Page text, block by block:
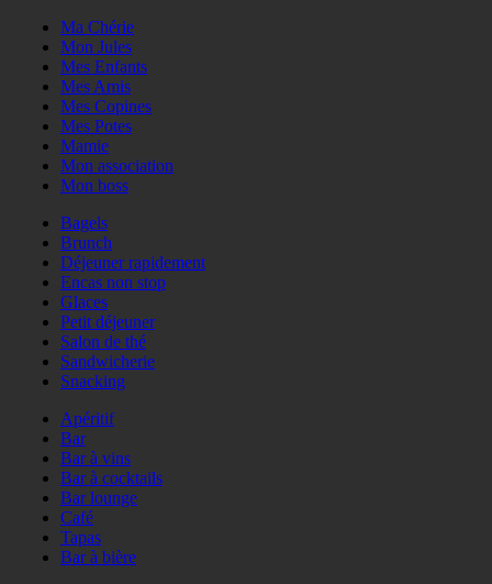
Ma Chérie
Mon Jules
Mes Enfants
Mes Amis
Mes Copines
Mes Potes
Mamie
Mon association
Mon boss
Bagels
Brunch
Déjeuner rapidement
Encas non stop
Glaces
Petit déjeuner
Salon de thé
Sandwicherie
Snacking
Apéritif
Bar
Bar à vins
Bar à cocktails
Bar lounge
Café
Tapas
Bar à bière